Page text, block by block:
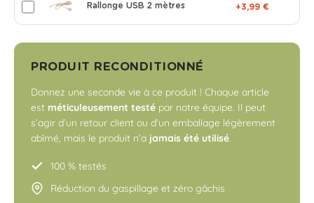
Rallonge USB 2 mètres +3,99 €
PRODUIT RECONDITIONNÉ
Donnez une seconde vie à ce produit ! Chaque article
est méticuleusement testé par notre équipe. Il peut
s’agir d’un retour client ou d’un emballage légèrement
abîmé, mais le produit n’a jamais été utilisé.
100 % testés
Réduction du gaspillage et zéro gâchis